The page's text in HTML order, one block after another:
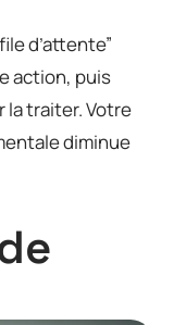
d’attente”
action, puis
la traiter. Votre
diminue